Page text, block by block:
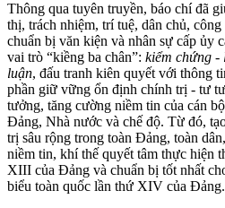
Thông qua tuyên truyền, báo chí đã
thị, trách nhiệm, trí tuệ, dân chủ,
chuẩn bị văn kiện và nhân sự cấp ủy
vai trò “kiềng ba chân”: kiểm chứng -
luận, đấu tranh kiên quyết với thông
phần giữ vững ổn định chính trị - tư
tưởng, tăng cường niềm tin của cán
Đảng, Nhà nước và chế độ. Từ đó,
trị sâu rộng trong toàn Đảng, toàn
niềm tin, khí thế quyết tâm thực hiện
XIII của Đảng và chuẩn bị tốt nhất
biểu toàn quốc lần thứ XIV của Đảng.